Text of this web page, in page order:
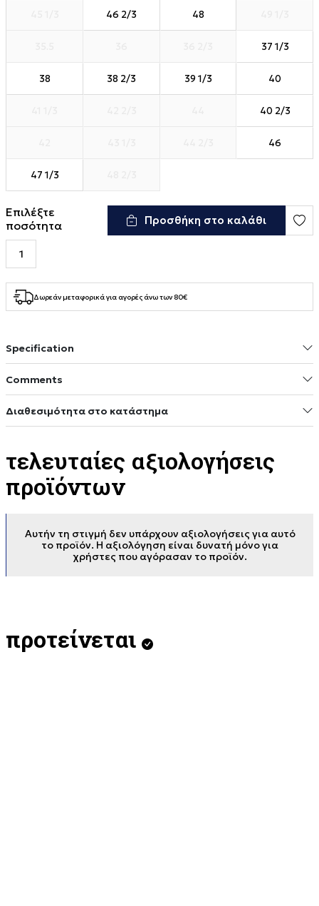
46 2/3 48
37 1/3
38 38 2/3 39 1/3 40
40 2/3
46
47 1/3
Επιλέξτε
ποσότητα
Προσθήκη στο καλάθι
Δωρεάν μεταφορικά για αγορές άνω των 80€
Specification
Comments
Διαθεσιμότητα στο κατάστημα
τελευταίες αξιολογήσεις
προϊόντων
Αυτήν τη στιγμή δεν υπάρχουν αξιολογήσεις για αυτό
το προϊόν. Η αξιολόγηση είναι δυνατή μόνο για
χρήστες που αγόρασαν το προϊόν.
προτείνεται